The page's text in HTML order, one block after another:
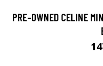
PRE-OWNED CELINE